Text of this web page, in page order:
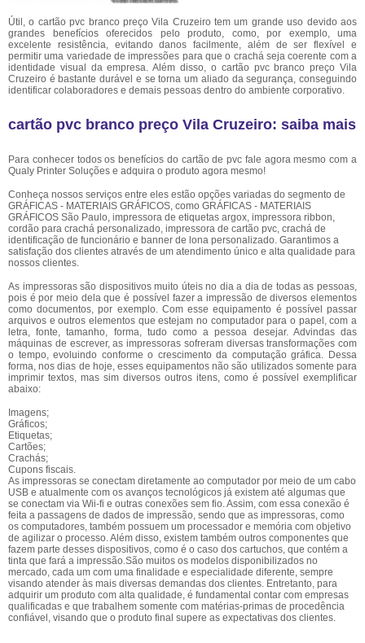
Útil, o cartão pvc branco preço Vila Cruzeiro tem um grande uso devido aos
grandes benefícios oferecidos pelo produto, como, por exemplo, uma
excelente resistência, evitando danos facilmente, além de ser flexível e
permitir uma variedade de impressões para que o crachá seja coerente com a
identidade visual da empresa. Além disso, o cartão pvc branco preço Vila
Cruzeiro é bastante durável e se torna um aliado da segurança, conseguindo
identificar colaboradores e demais pessoas dentro do ambiente corporativo.
cartão pvc branco preço Vila Cruzeiro: saiba mais
Para conhecer todos os benefícios do cartão de pvc fale agora mesmo com a
Qualy Printer Soluções e adquira o produto agora mesmo!
Conheça nossos serviços entre eles estão opções variadas do segmento de
GRÁFICAS - MATERIAIS GRÁFICOS, como GRÁFICAS - MATERIAIS
GRÁFICOS São Paulo, impressora de etiquetas argox, impressora ribbon,
cordão para crachá personalizado, impressora de cartão pvc, crachá de
identificação de funcionário e banner de lona personalizado. Garantimos a
satisfação dos clientes através de um atendimento único e alta qualidade para
nossos clientes.
As impressoras são dispositivos muito úteis no dia a dia de todas as pessoas,
pois é por meio dela que é possível fazer a impressão de diversos elementos
como documentos, por exemplo. Com esse equipamento é possível passar
arquivos e outros elementos que estejam no computador para o papel, com a
letra, fonte, tamanho, forma, tudo como a pessoa desejar. Advindas das
máquinas de escrever, as impressoras sofreram diversas transformações com
o tempo, evoluindo conforme o crescimento da computação gráfica. Dessa
forma, nos dias de hoje, esses equipamentos não são utilizados somente para
imprimir textos, mas sim diversos outros itens, como é possível exemplificar
abaixo:
Imagens;
Gráficos;
Etiquetas;
Cartões;
Crachás;
Cupons fiscais.
As impressoras se conectam diretamente ao computador por meio de um cabo
USB e atualmente com os avanços tecnológicos já existem até algumas que
se conectam via Wii-fi e outras conexões sem fio. Assim, com essa conexão é
feita a passagens de dados de impressão, sendo que as impressoras, como
os computadores, também possuem um processador e memória com objetivo
de agilizar o processo. Além disso, existem também outros componentes que
fazem parte desses dispositivos, como é o caso dos cartuchos, que contém a
tinta que fará a impressão.São muitos os modelos disponibilizados no
mercado, cada um com uma finalidade e especialidade diferente, sempre
visando atender às mais diversas demandas dos clientes. Entretanto, para
adquirir um produto com alta qualidade, é fundamental contar com empresas
qualificadas e que trabalhem somente com matérias-primas de procedência
confiável, visando que o produto final supere as expectativas dos clientes.